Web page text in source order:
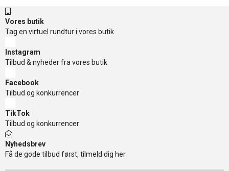
Vores butik
Tag en virtuel rundtur i vores butik
Instagram
Tilbud & nyheder fra vores butik
Facebook
Tilbud og konkurrencer
TikTok
Tilbud og konkurrencer
Nyhedsbrev
Få de gode tilbud først, tilmeld dig her